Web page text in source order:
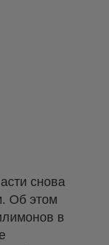
снова
Об этом
в